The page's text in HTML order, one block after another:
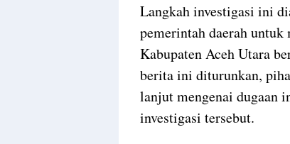
Langkah investigasi ini
pemerintah daerah untuk
Kabupaten Aceh Utara
berita ini diturunkan,
lanjut mengenai dugaan
investigasi tersebut.